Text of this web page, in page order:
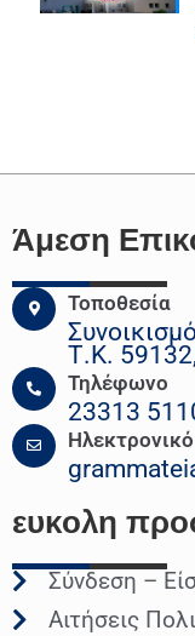
Άμεση
Τοποθεσία
Τ.Κ.
Τηλέφωνο
23313
ευκολη
Σύνδεση –
Αιτήσεις